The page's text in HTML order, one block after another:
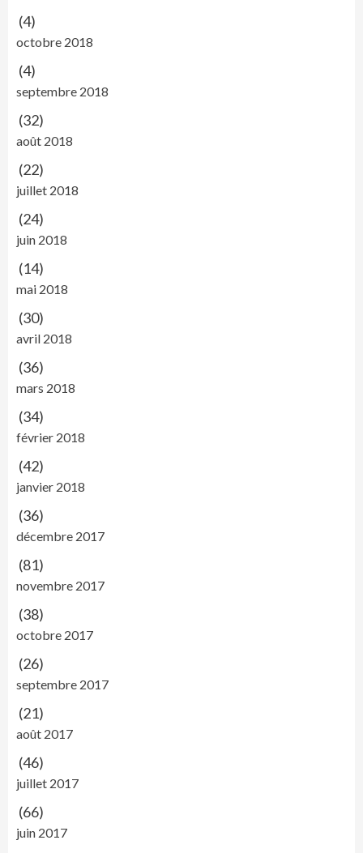
(4)
octobre 2018
(4)
septembre 2018
(32)
août 2018
(22)
juillet 2018
(24)
juin 2018
(14)
mai 2018
(30)
avril 2018
(36)
mars 2018
(34)
février 2018
(42)
janvier 2018
(36)
décembre 2017
(81)
novembre 2017
(38)
octobre 2017
(26)
septembre 2017
(21)
août 2017
(46)
juillet 2017
(66)
juin 2017